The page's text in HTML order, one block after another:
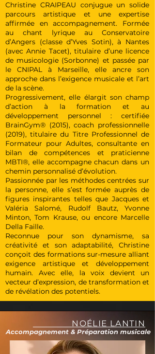
Christine CRAIPEAU conjugue un solide
parcours artistique et une expertise
affirmée en accompagnement. Formée
au chant lyrique au Conservatoire
d’Angers (classe d’Yves Sotin), à Nantes
(avec Annie Tacet), titulaire d’une licence
de musicologie (Sorbonne) et passée par
le CNIPAL à Marseille, elle ancre son
approche dans l’exigence musicale et l’art
de la scène.
Progressivement, elle élargit son champ
d’action à la formation et au
développement personnel : certifiée
BrainGym® (2015), coach professionnelle
(2019), titulaire du Titre Professionnel de
Formateur pour Adultes, consultante en
bilan de compétences et praticienne
MBTI®, elle accompagne chacun dans un
chemin personnalisé d’évolution.
Passionnée par les méthodes centrées sur
la personne, elle s’est formée auprès de
figures inspirantes telles que Jacques et
Valéria Salomé, Rudolf Bautz, Yvonne
Minton, Tom Krause, ou encore Marcelle
Della Faille.
Reconnue pour son dynamisme, sa
créativité et son adaptabilité, Christine
conçoit des formations sur-mesure alliant
exigence artistique et développement
humain. Avec elle, la voix devient un
vecteur d’expression, de transformation et
de révélation des potentiels.
NOÉLIE LANTIN
Accompagnement & Préparation musicale